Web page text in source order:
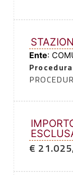
Ente:
€